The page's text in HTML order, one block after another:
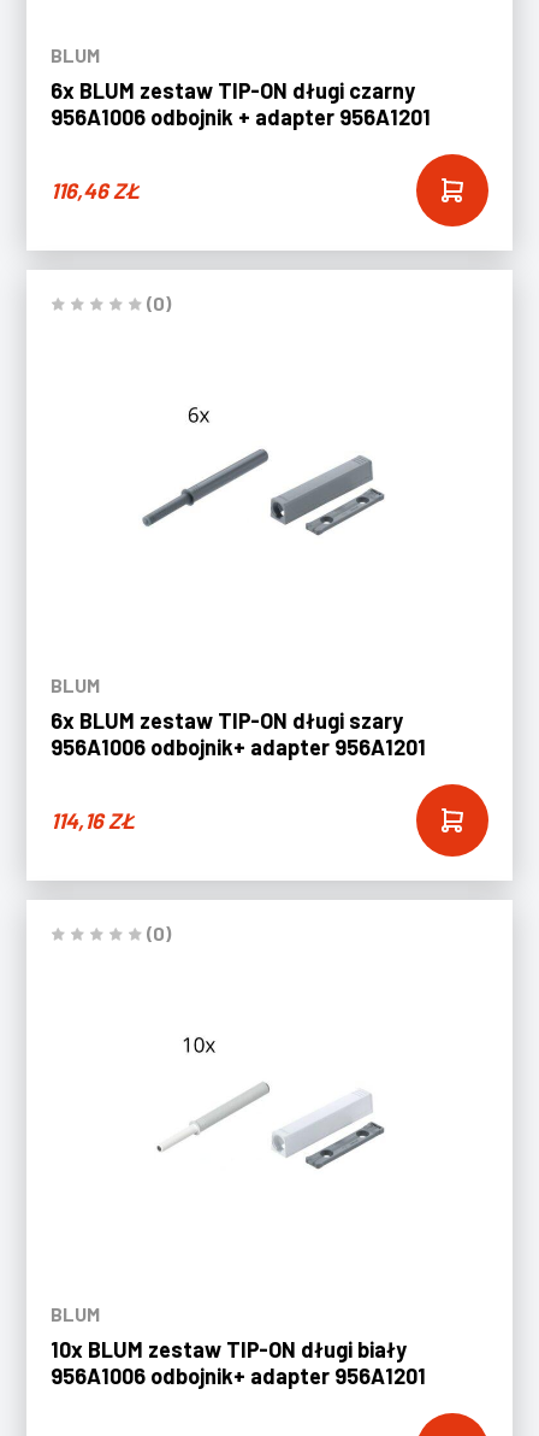
BLUM
6x BLUM zestaw TIP-ON długi czarny
956A1006 odbojnik + adapter 956A1201
116,46ZŁ
(0)
BLUM
6x BLUM zestaw TIP-ON długi szary
956A1006 odbojnik+ adapter 956A1201
114,16ZŁ
(0)
BLUM
10x BLUM zestaw TIP-ON długi biały
956A1006 odbojnik+ adapter 956A1201